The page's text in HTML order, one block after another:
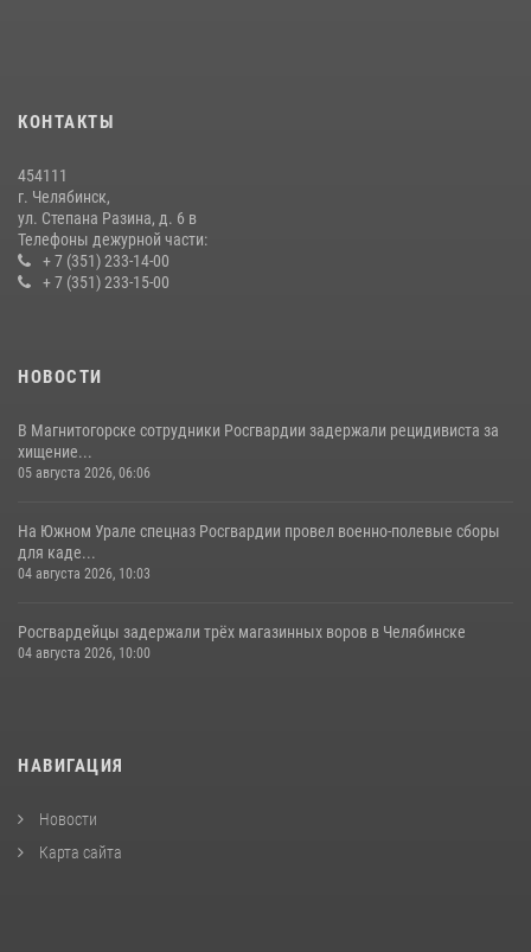
08 июля 2026, 12:05
КОНТАКТЫ
454111
г. Челябинск,
ул. Степана Разина, д. 6 в
Телефоны дежурной части:
+ 7 (351) 233-14-00
+ 7 (351) 233-15-00
НОВОСТИ
В Магнитогорске сотрудники Росгвардии задержали рецидивиста за
хищение...
05 августа 2026, 06:06
На Южном Урале спецназ Росгвардии провел военно-полевые сборы
для каде...
04 августа 2026, 10:03
Росгвардейцы задержали трёх магазинных воров в Челябинске
04 августа 2026, 10:00
НАВИГАЦИЯ
Новости
Карта сайта